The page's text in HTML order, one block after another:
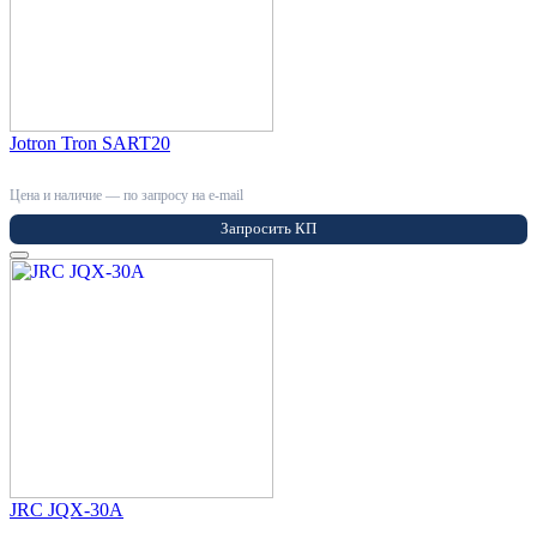
Jotron Tron SART20
Цена и наличие — по запросу на e-mail
Запросить КП
JRC JQX-30A